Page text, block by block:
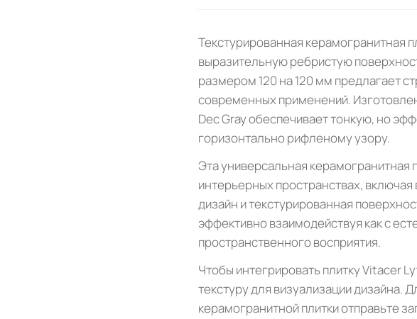
Текстурированная керамогранитная
выразительную ребристую
размером 120 на 120 мм предлагает
современных применений.
Dec Gray обеспечивает тонкую, но
горизонтально рифленому узору.
Эта универсальная керамогранитная
интерьерных пространствах,
дизайн и текстурированная
эффективно взаимодействуя как с
пространственного восприятия.
Чтобы интегрировать плитку Vitacer
текстуру для визуализации дизайна.
керамогранитной плитки отправьте